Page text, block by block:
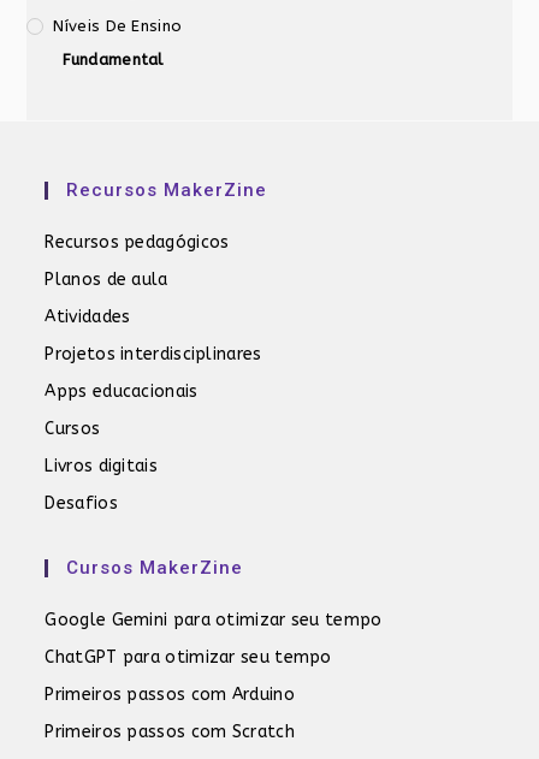
Níveis De Ensino
Fundamental
Recursos MakerZine
Recursos pedagógicos
Planos de aula
Atividades
Projetos interdisciplinares
Apps educacionais
Cursos
Livros digitais
Desafios
Cursos MakerZine
Google Gemini para otimizar seu tempo
ChatGPT para otimizar seu tempo
Primeiros passos com Arduino
Primeiros passos com Scratch